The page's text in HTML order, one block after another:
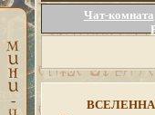
Чат-комната
ВСЕЛЕННАЯ